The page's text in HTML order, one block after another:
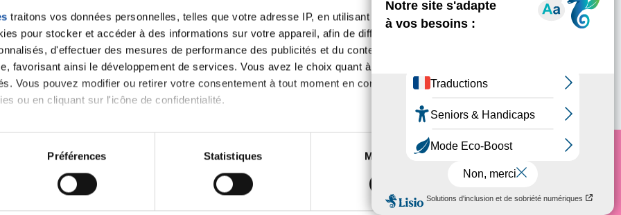
traitons vos données personnelles, telles que votre adresse IP, en utilisant des
pour stocker et accéder à des informations sur votre appareil, afin de diffuser des
d'effectuer des mesures de performance des publicités et du contenu, ainsi que de
favorisant ainsi le développement de services. Vous avez le choix quant à l'utilisation de
Vous pouvez modifier ou retirer votre consentement à tout moment en consultant la
ou en cliquant sur l'icône de confidentialité.
également :
sur votre localisation géographique qui peuvent être précises à plusieurs mètres près
de vos données personnelles et définir vos préférences, reportez-vous à lasection «
Préférences Statistiques Marketing
Leaflet | ©OpenStreetMapcontributors
la Ligue contre le cancer